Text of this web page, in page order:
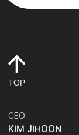
TOP
CEO
KIM JIHOON